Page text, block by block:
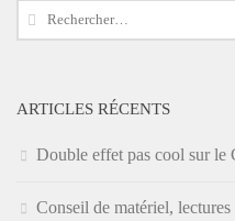
Rechercher :
ARTICLES RÉCENTS
Double effet pas cool sur le
Conseil de matériel,